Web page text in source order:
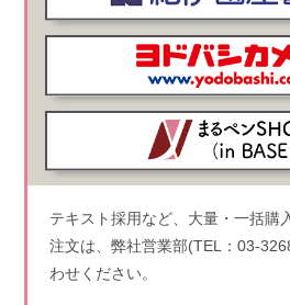
テキスト採用など、大量・一括購
注文は、弊社営業部(TEL：03-
わせください。